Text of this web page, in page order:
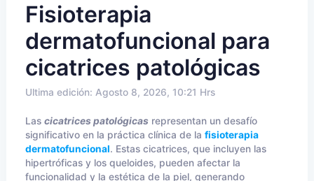
Fisioterapia
dermatofuncional para
cicatrices patológicas
Ultima edición: Agosto 8, 2026, 10:21 Hrs
Las cicatrices patológicas representan un desafío
significativo en la práctica clínica de la fisioterapia
dermatofuncional. Estas cicatrices, que incluyen las
hipertróficas y los queloides, pueden afectar la
funcionalidad y la estética de la piel, generando